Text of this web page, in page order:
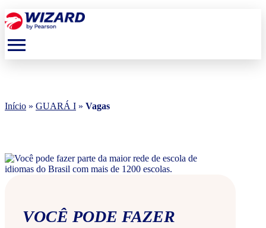
menu
Início » GUARÁ I » Vagas
VOCÊ PODE FAZER